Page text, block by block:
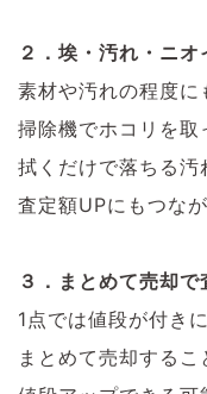
２．埃・汚れ・ニ
素材や汚れの程度に
掃除機でホコリを取
拭くだけで落ちる汚
査定額UPにもつな
３．まとめて売却で
1点では値段が付き
まとめて売却するこ